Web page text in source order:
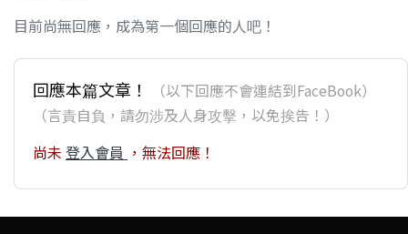
目前尚無回應，成為第一個回應的人吧！
回應本篇文章！
（以下回應不會連結到FaceBook）
（言責自負，請勿涉及人身攻擊，以免挨告！）
尚未 登入會員 ，無法回應！